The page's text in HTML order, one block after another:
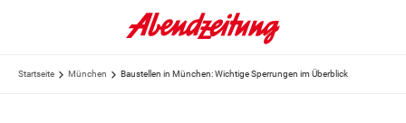
Startseite München Baustellen in München: Wichtige Sperrungen im Überblick